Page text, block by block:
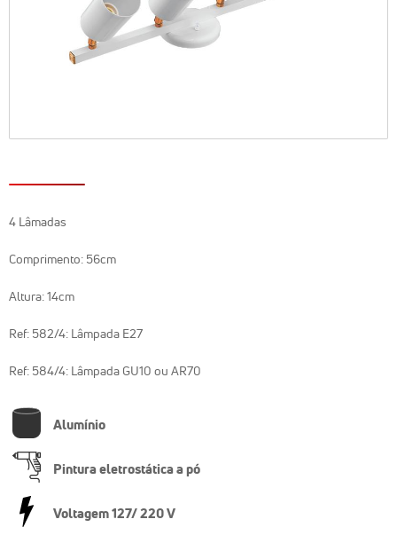
4 Lâmadas
Comprimento: 56cm
Altura: 14cm
Ref: 582/4: Lâmpada E27
Ref: 584/4: Lâmpada GU10 ou AR70
Alumínio
Pintura eletrostática a pó
Voltagem 127/ 220 V